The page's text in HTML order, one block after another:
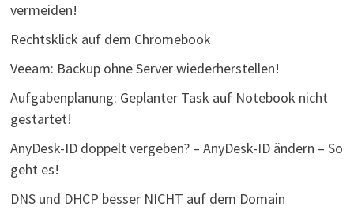
vermeiden!
Rechtsklick auf dem Chromebook
Veeam: Backup ohne Server wiederherstellen!
Aufgabenplanung: Geplanter Task auf Notebook nicht
gestartet!
AnyDesk-ID doppelt vergeben? – AnyDesk-ID ändern – So
geht es!
DNS und DHCP besser NICHT auf dem Domain